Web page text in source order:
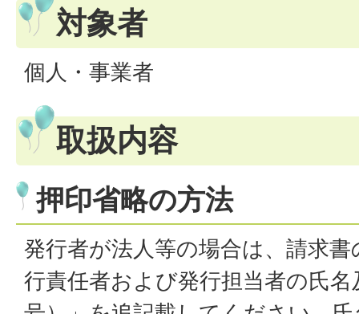
対象者
個人・事業者
取扱内容
押印省略の方法
発行者が法人等の場合は、請求
行責任者および発行担当者の氏